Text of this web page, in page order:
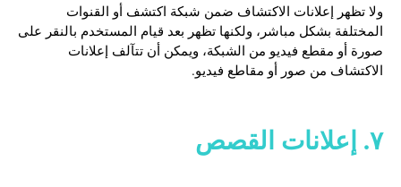
ولا تظهر إعلانات الاكتشاف ضمن شبكة اكتشف أو القنوات
المختلفة بشكل مباشر، ولكنها تظهر بعد قيام المستخدم بالنقر على
صورة أو مقطع فيديو من الشبكة، ويمكن أن تتآلف إعلانات
الاكتشاف من صور أو مقاطع فيديو.